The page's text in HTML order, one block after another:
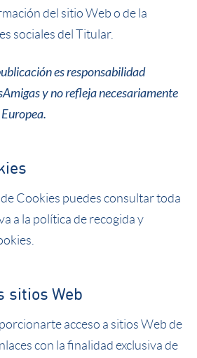
del sitio Web o de la
sociales del Titular.
es responsabilidad
y no refleja necesariamente
Cookies puedes consultar toda
a la política de recogida y
sitios Web
acceso a sitios Web de
con la finalidad exclusiva de